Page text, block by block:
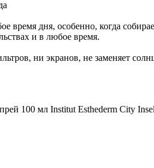
время дня, особенно, когда
и в любое время.
ни экранов, не заменяет
100 мл Institut Esthederm City